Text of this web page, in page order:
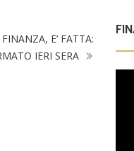
E’ FATTA:
IERI SERA